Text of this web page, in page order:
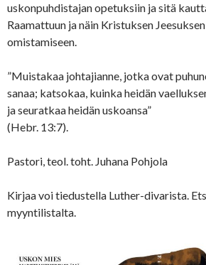
uskonpuhdistajan opetuksiin ja sitä
Raamattuun ja näin Kristuksen
omistamiseen.
”Muistakaa johtajianne, jotka ovat
sanaa; katsokaa, kuinka heidän
ja seuratkaa heidän uskoansa”
(Hebr. 13:7).
Pastori, teol. toht. Juhana Pohjola
Kirjaa voi tiedustella Luther-divarista.
myyntilistalta.